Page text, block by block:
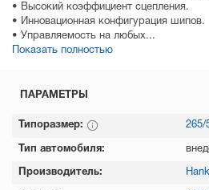
• Высокий коэффициент сцепления.
• Инновационная конфигурация шипов.
• Управляемость на любых...
Показать полностью
ПАРАМЕТРЫ
Типоразмер: 265/
Тип автомобиля:
Производитель: